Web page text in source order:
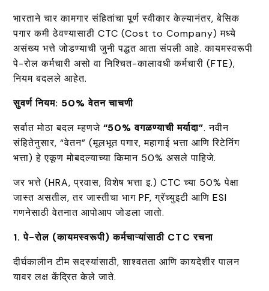
भारताने चार कामगार संहितांचा पूर्ण स्वीकार केल्यानंतर, बेसिक
पगार कमी ठेवण्यासाठी CTC (Cost to Company) मध्ये
असंख्य भत्ते जोडण्याची जुनी पद्धत आता संपली आहे. कायमस्वरूपी
पे-रोल कर्मचारी असो वा निश्चित-कालावधी कर्मचारी (FTE),
नियम बदलले आहेत.
सुवर्ण नियम: 50% वेतन चाचणी
सर्वात मोठा बदल म्हणजे“50% वगळण्याची मर्यादा”. नवीन
संहितेनुसार, “वेतन” (मूलभूत पगार, महागाई भत्ता आणि रिटेनिंग
भत्ता) हे एकूण मोबदल्याच्या किमान 50% असले पाहिजे.
जर भत्ते (HRA, प्रवास, विशेष भत्ता इ.) CTC च्या 50% पेक्षा
जास्त असतील, तर जास्तीचा भाग PF, ग्रॅच्युइटी आणि ESI
गणनेसाठी वेतनात आपोआप जोडला जातो.
1. पे-रोल (कायमस्वरूपी) कर्मचाऱ्यांसाठी CTC रचना
दीर्घकालीन टीम सदस्यांसाठी, शाश्वतता आणि कायदेशीर पालन
यावर लक्ष केंद्रित केले जाते.